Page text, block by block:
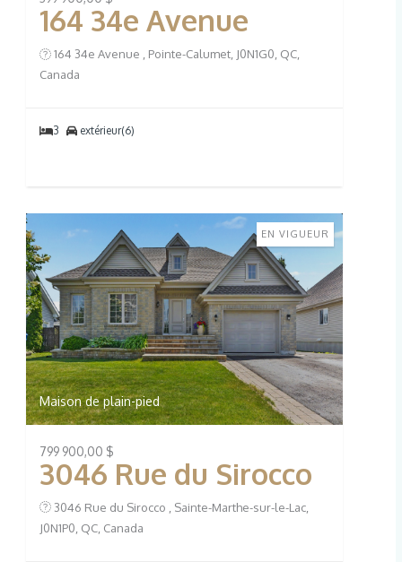
164 34e Avenue
164 34e Avenue , Pointe-Calumet, J0N1G0, QC,
Canada
3 extérieur(6)
Maison de plain-pied
EN VIGUEUR
799 900,00 $
3046 Rue du Sirocco
3046 Rue du Sirocco , Sainte-Marthe-sur-le-Lac,
J0N1P0, QC, Canada